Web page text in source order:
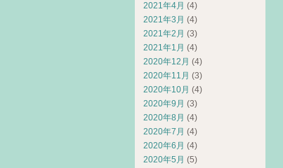
2021年4月 (4)
2021年3月 (4)
2021年2月 (3)
2021年1月 (4)
2020年12月 (4)
2020年11月 (3)
2020年10月 (4)
2020年9月 (3)
2020年8月 (4)
2020年7月 (4)
2020年6月 (4)
2020年5月 (5)